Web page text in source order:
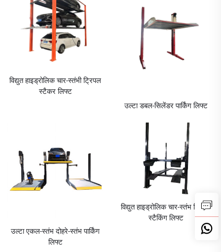
विद्युत हाइड्रोलिक चार-स्तंभी ट्रिपल
स्टैकर लिफ्ट
उल्टा डबल-सिलेंडर पार्किंग लिफ्ट
उल्टा एकल-स्तंभ दोहरे-स्तंभ पार्किंग
लिफ्ट
विद्युत हाइड्रोलिक चार-स्तंभ ट्रिपल
स्टैकिंग लिफ्ट